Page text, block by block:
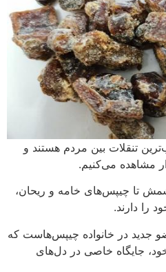
تنقلات بین مردم هستند و
مشاهده می‌کنیم.
تا چیپس‌های خامه و ریحان،
را دارند.
جدید در خانواده چیپس‌هاست که
جایگاه خاصی در دل‌های